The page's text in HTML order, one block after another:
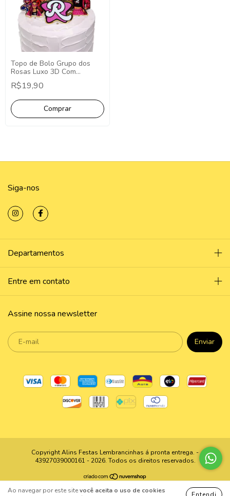
Ao navegar por este sitevocê aceita o uso de cookies
Topo de Bolo Grupo dos
Rosas Luxo 3D Com
pompom minimalista -
Topper Cake Grupo dos
R$19,90
Siga-nos
Departamentos
Entre em contato
Assine nossa newsletter
Copyright Alins Festas Lembrancinhas á pronta entrega. -
43927039000161 - 2026. Todos os direitos reservados.